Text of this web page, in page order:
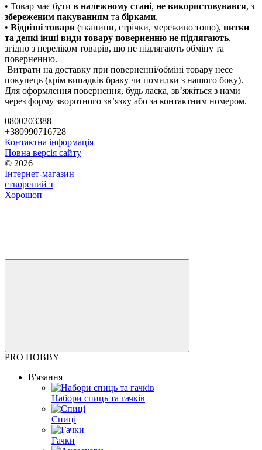
• Товар має бути в належному стані, не використовувався, з
збереженим пакуванням та бірками.
• Відрізні товари (тканини, стрічки, мереживо тощо), нитки
та деякі інші види товару поверненню не підлягають,
згідно з переліком товарів, що не підлягають обміну та
поверненню.
Витрати на доставку при поверненні/обміні товару несе
покупець (крім випадків браку чи помилки з нашого боку).
Для оформлення повернення, будь ласка, зв’яжіться з нами
через форму зворотного зв’язку або за контактним номером.
0800203388
+380990716728
Контактна інформація
Повна версія сайту
© 2026
Інтернет-магазин
створений з
Хорошоп
PRO HOBBY
В'язання
Набори спиць та гачків
Спиці
Гачки